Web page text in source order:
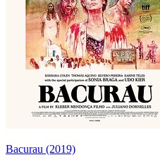
Bacurau (2019)